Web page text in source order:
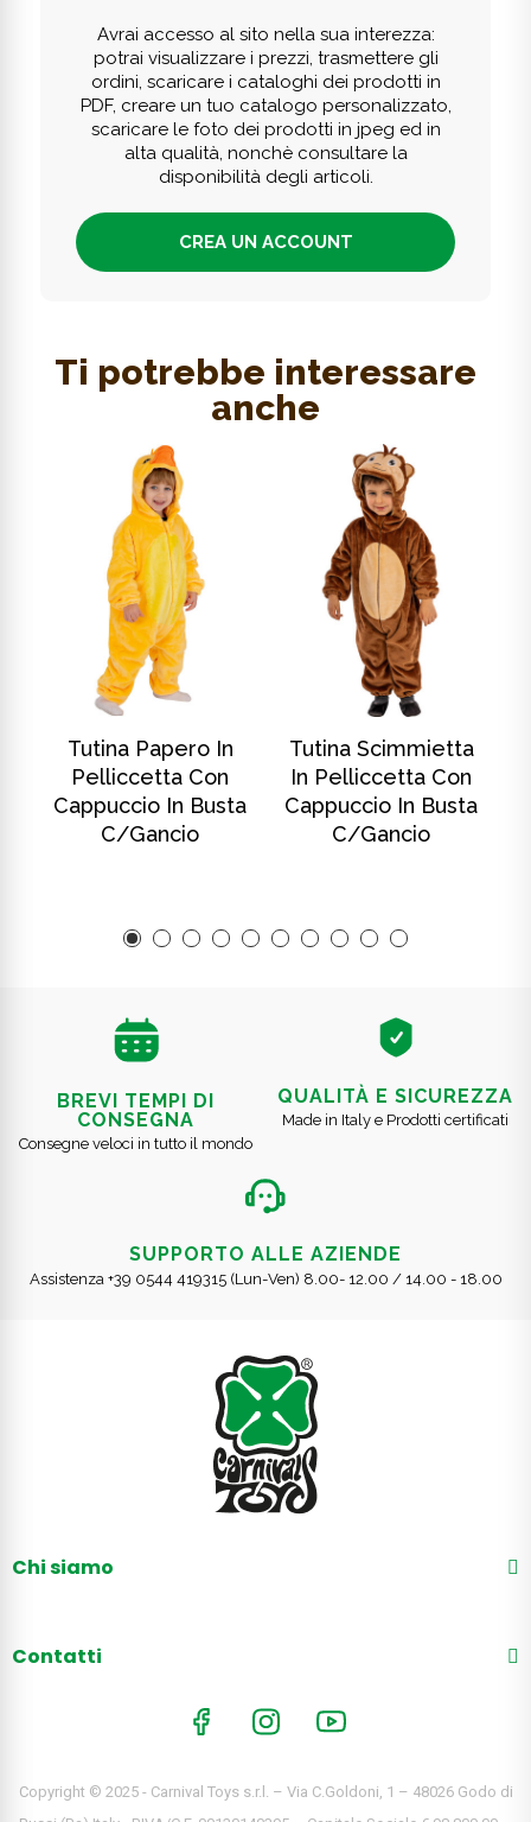
Avrai accesso al sito nella sua interezza:
potrai visualizzare i prezzi, trasmettere gli
ordini, scaricare i cataloghi dei prodotti in
PDF, creare un tuo catalogo personalizzato,
scaricare le foto dei prodotti in jpeg ed in
alta qualità, nonchè consultare la
disponibilità degli articoli.
CREA UN ACCOUNT
Ti potrebbe interessare
anche
Tutina Papero In
Pelliccetta Con
Cappuccio In Busta
C/gancio
Tutina Scimmietta
In Pelliccetta Con
Cappuccio In Busta
C/gancio
BREVI TEMPI DI
CONSEGNA
Consegne veloci in tutto il mondo
QUALITÀ E SICUREZZA
Made in Italy e Prodotti certificati
SUPPORTO ALLE AZIENDE
Assistenza +39 0544 419315 (Lun-Ven) 8.00- 12.00 / 14.00 - 18.00
Chi siamo
Contatti
Copyright © 2025 - Carnival Toys s.r.l. – Via C.Goldoni, 1 – 48026 Godo di